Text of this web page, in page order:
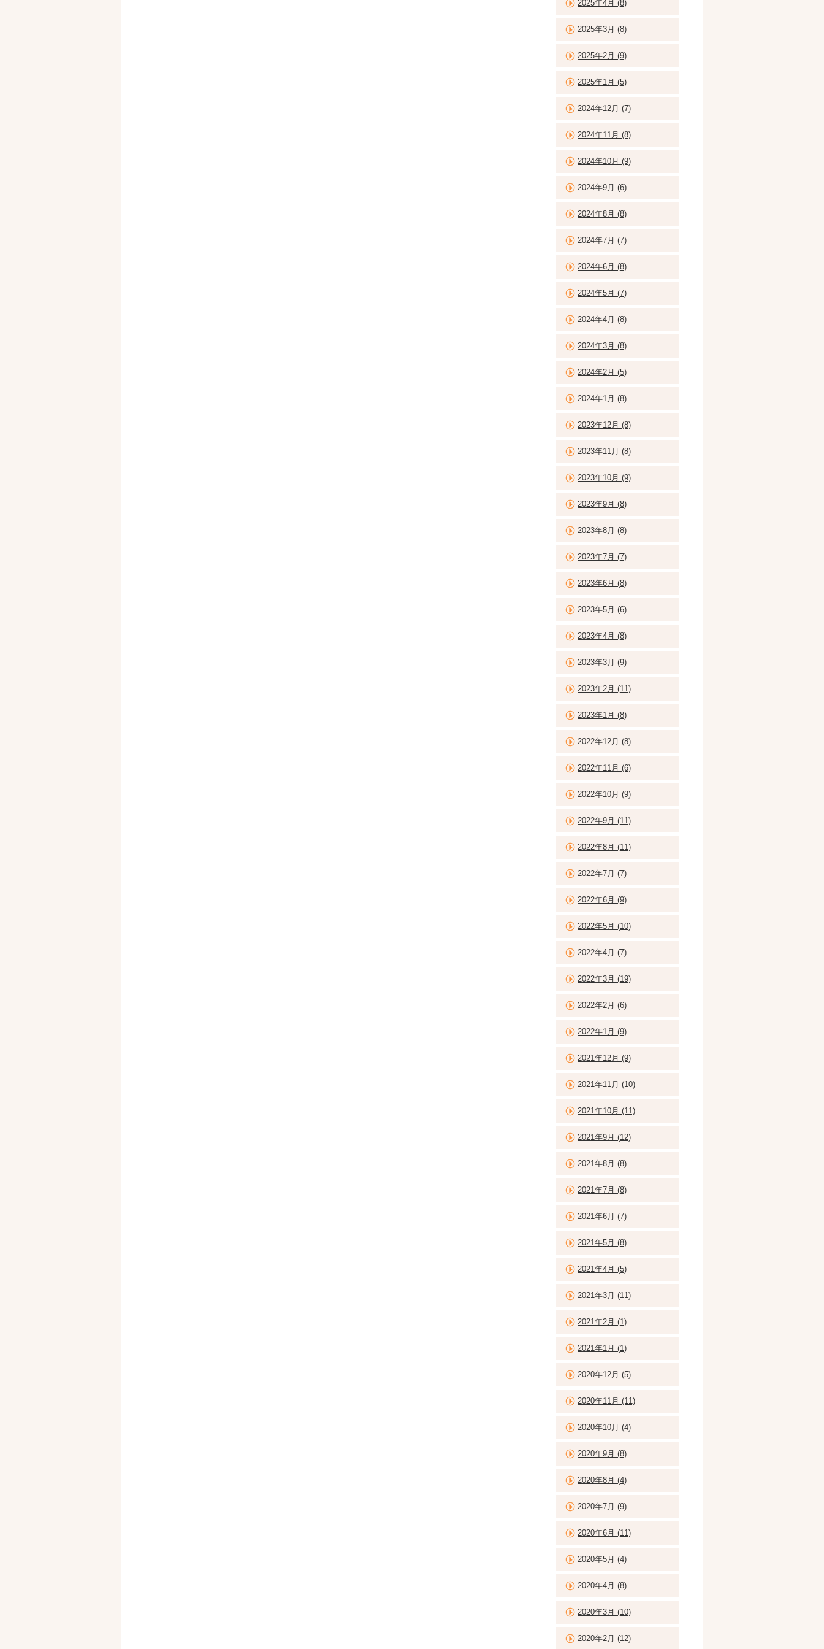
2025年4月 (8)
2025年3月 (8)
2025年2月 (9)
2025年1月 (5)
2024年12月 (7)
2024年11月 (8)
2024年10月 (9)
2024年9月 (6)
2024年8月 (8)
2024年7月 (7)
2024年6月 (8)
2024年5月 (7)
2024年4月 (8)
2024年3月 (8)
2024年2月 (5)
2024年1月 (8)
2023年12月 (8)
2023年11月 (8)
2023年10月 (9)
2023年9月 (8)
2023年8月 (8)
2023年7月 (7)
2023年6月 (8)
2023年5月 (6)
2023年4月 (8)
2023年3月 (9)
2023年2月 (11)
2023年1月 (8)
2022年12月 (8)
2022年11月 (6)
2022年10月 (9)
2022年9月 (11)
2022年8月 (11)
2022年7月 (7)
2022年6月 (9)
2022年5月 (10)
2022年4月 (7)
2022年3月 (19)
2022年2月 (6)
2022年1月 (9)
2021年12月 (9)
2021年11月 (10)
2021年10月 (11)
2021年9月 (12)
2021年8月 (8)
2021年7月 (8)
2021年6月 (7)
2021年5月 (8)
2021年4月 (5)
2021年3月 (11)
2021年2月 (1)
2021年1月 (1)
2020年12月 (5)
2020年11月 (11)
2020年10月 (4)
2020年9月 (8)
2020年8月 (4)
2020年7月 (9)
2020年6月 (11)
2020年5月 (4)
2020年4月 (8)
2020年3月 (10)
2020年2月 (12)